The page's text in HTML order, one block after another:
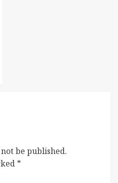
be published.
*